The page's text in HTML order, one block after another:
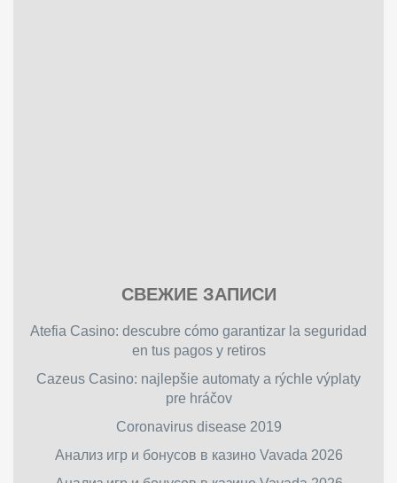
free
games
СВЕЖИЕ ЗАПИСИ
Atefia Casino: descubre cómo garantizar la seguridad
en tus pagos y retiros
Cazeus Casino: najlepšie automaty a rýchle výplaty
pre hráčov
Coronavirus disease 2019
Анализ игр и бонусов в казино Vavada 2026